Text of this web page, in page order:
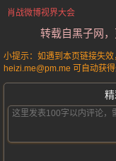
肖战微博视界大会
转载自黑子网
小提示：如遇到本页链接失效
heizi.me@pm.me 可自动获